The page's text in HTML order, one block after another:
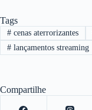
Tags
#cenas aterrorizantes
#lançamentos streaming
Compartilhe